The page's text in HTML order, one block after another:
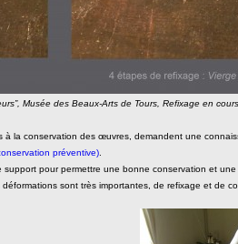
Musée des Beaux-Arts de Tours, Refixage en
à la conservation des œuvres, demandent une
préventive)
support pour permettre une bonne conservation et
sont très importantes, de refixage et de